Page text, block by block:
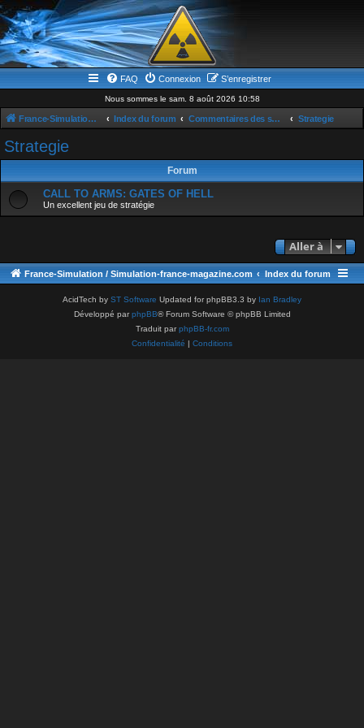
FAQ Connexion S’enregistrer
Nous sommes le sam. 8 août 2026 10:58
France-Simulation / Simulation-france-magazine.com Index du forum Commentaires des sujets du Site Strategie
Strategie
Forum
CALL TO ARMS: GATES OF HELL
Un excellent jeu de stratégie
Aller à
France-Simulation / Simulation-france-magazine.com Index du forum
AcidTech by ST Software Updated for phpBB3.3 by Ian Bradley
Développé parphpBB® Forum Software © phpBB Limited
Traduit parphpBB-fr.com
Confidentialité | Conditions